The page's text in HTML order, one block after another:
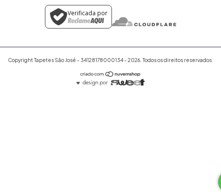
Verificada por
Copyright Tapetes São José - 34128178000134 - 2026. Todos os direitos reservados.